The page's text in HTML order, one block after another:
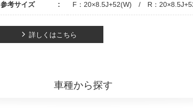
参考サイズ F：20×8.5J+52(W) / R：
詳しくはこちら
車種から探す